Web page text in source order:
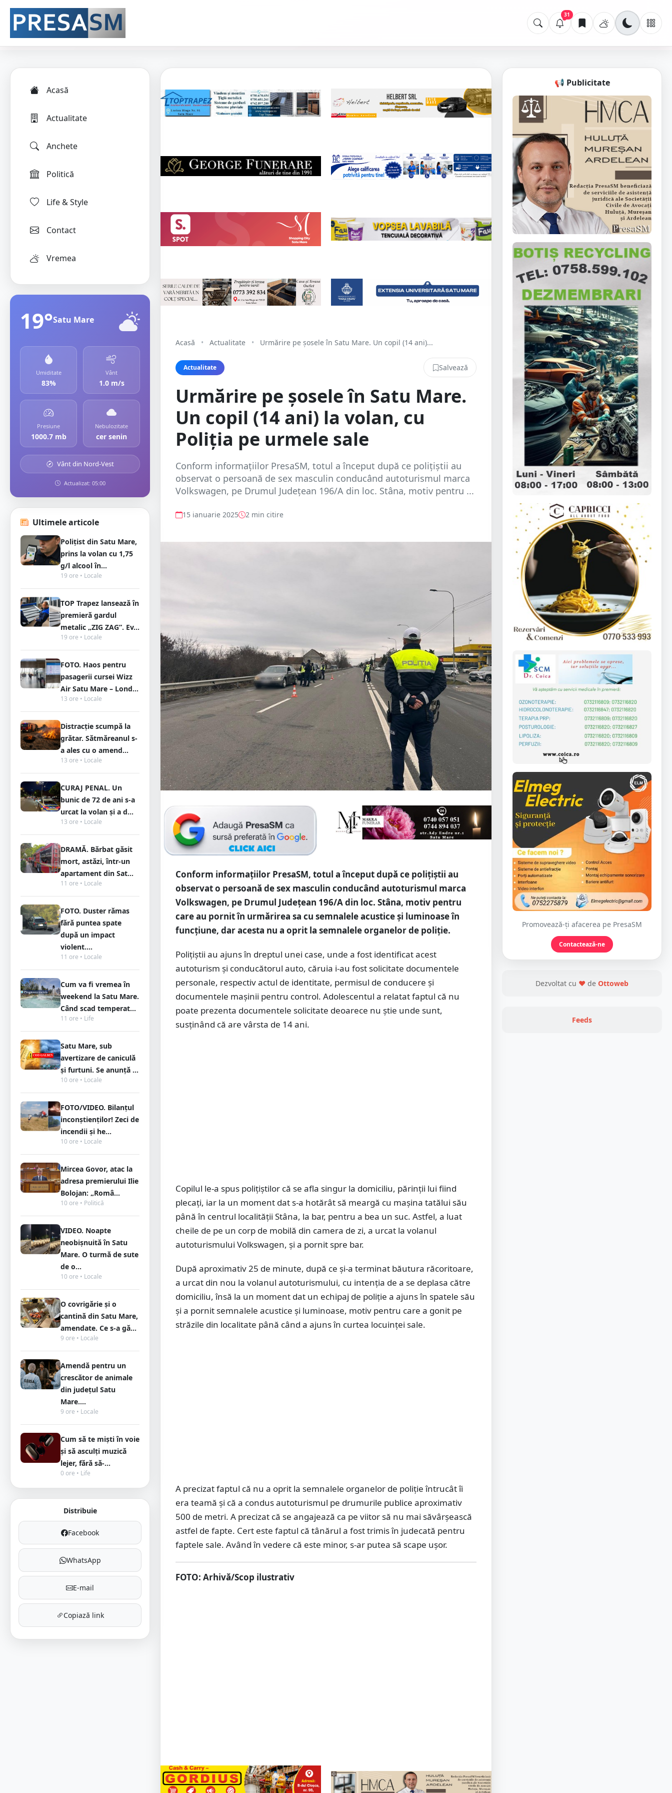
31
Acasă
Actualitate
Anchete
Politică
Life & Style
Contact
Vremea
19°Satu Mare
Umiditate
83%
Vânt
1.0 m/s
Presiune
1000.7 mb
Nebulozitate
cer senin
Vânt din Nord-Vest
Actualizat: 05:00
Ultimele articole
Polițist din Satu Mare,
prins la volan cu 1,75
g/l alcool în...
19 ore • Locale
TOP Trapez lansează în
premieră gardul
metalic „ZIG ZAG”. Ev...
19 ore • Locale
FOTO. Haos pentru
pasagerii cursei Wizz
Air Satu Mare – Lond...
13 ore • Locale
Distracție scumpă la
grătar. Sătmăreanul s-
a ales cu o amend...
13 ore • Locale
CURAJ PENAL. Un
bunic de 72 de ani s-a
urcat la volan și a d...
13 ore • Locale
DRAMĂ. Bărbat găsit
mort, astăzi, într-un
apartament din Sat...
11 ore • Locale
FOTO. Duster rămas
fără puntea spate
după un impact
violent....
11 ore • Locale
Cum va fi vremea în
weekend la Satu Mare.
Când scad temperat...
11 ore • Life
Satu Mare, sub
avertizare de caniculă
și furtuni. Se anunță ...
10 ore • Locale
FOTO/VIDEO. Bilanțul
inconștienților! Zeci de
incendii și he...
10 ore • Locale
Mircea Govor, atac la
adresa premierului Ilie
Bolojan: „Româ...
10 ore • Politică
VIDEO. Noapte
neobișnuită în Satu
Mare. O turmă de sute
de o...
10 ore • Locale
O covrigărie și o
cantină din Satu Mare,
amendate. Ce s-a gă...
9 ore • Locale
Amendă pentru un
crescător de animale
din județul Satu
Mare....
9 ore • Locale
Cum să te miști în voie
și să asculți muzică
lejer, fără să-...
0 ore • Life
Distribuie
Facebook
WhatsApp
E-mail
Copiază link
Acasă • Actualitate • Urmărire pe șosele în Satu Mare. Un copil (14 ani)...
Actualitate Salvează
Urmărire pe șosele în Satu Mare.
Un copil (14 ani) la volan, cu
Poliția pe urmele sale
Conform informațiilor PresaSM, totul a început după ce polițiștii au
observat o persoană de sex masculin conducând autoturismul marca
Volkswagen, pe Drumul Județean 196/A din loc. Stâna, motiv pentru ...
15 ianuarie 2025 2 min citire
Conform informațiilor PresaSM, totul a început după ce polițiștii au
observat o persoană de sex masculin conducând autoturismul marca
Volkswagen, pe Drumul Județean 196/A din loc. Stâna, motiv pentru
care au pornit în urmărirea sa cu semnalele acustice și luminoase în
funcțiune, dar acesta nu a oprit la semnalele organelor de poliție.
Polițiștii au ajuns în dreptul unei case, unde a fost identificat acest
autoturism și conducătorul auto, căruia i-au fost solicitate documentele
personale, respectiv actul de identitate, permisul de conducere și
documentele mașinii pentru control. Adolescentul a relatat faptul că nu
poate prezenta documentele solicitate deoarece nu știe unde sunt,
susţinând că are vârsta de 14 ani.
Copilul le-a spus polițiștilor că se afla singur la domiciliu, părinții lui fiind
plecați, iar la un moment dat s-a hotărât să meargă cu mașina tatălui său
până în centrul localității Stâna, la bar, pentru a bea un suc. Astfel, a luat
cheile de pe un corp de mobilă din camera de zi, a urcat la volanul
autoturismului Volkswagen, și a pornit spre bar.
După aproximativ 25 de minute, după ce și-a terminat băutura răcoritoare,
a urcat din nou la volanul autoturismului, cu intenția de a se deplasa către
domiciliu, însă la un moment dat un echipaj de poliție a ajuns în spatele său
și a pornit semnalele acustice și luminoase, motiv pentru care a gonit pe
străzile din localitate până când a ajuns în curtea locuinței sale.
A precizat faptul că nu a oprit la semnalele organelor de poliție întrucât îi
era teamă și că a condus autoturismul pe drumurile publice aproximativ
500 de metri. A precizat că se angajează ca pe viitor să nu mai săvârșească
astfel de fapte. Cert este faptul că tânărul a fost trimis în judecată pentru
faptele sale. Având în vedere că este minor, s-ar putea să scape ușor.
FOTO: Arhivă/Scop ilustrativ
📢 Publicitate
Promovează-ți afacerea pe PresaSM
Contactează-ne
Dezvoltat cu ❤ de Ottoweb
Feeds